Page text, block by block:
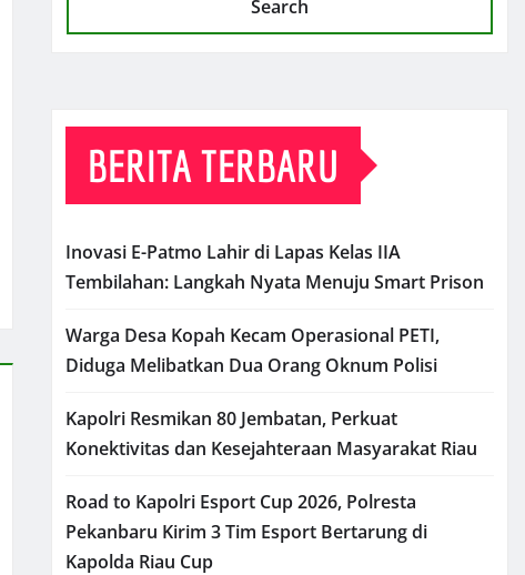
Search
BERITA TERBARU
Inovasi E-Patmo Lahir di Lapas Kelas IIA
Tembilahan: Langkah Nyata Menuju Smart Prison
Warga Desa Kopah Kecam Operasional PETI,
Diduga Melibatkan Dua Orang Oknum Polisi
Kapolri Resmikan 80 Jembatan, Perkuat
Konektivitas dan Kesejahteraan Masyarakat Riau
Road to Kapolri Esport Cup 2026, Polresta
Pekanbaru Kirim 3 Tim Esport Bertarung di
Kapolda Riau Cup